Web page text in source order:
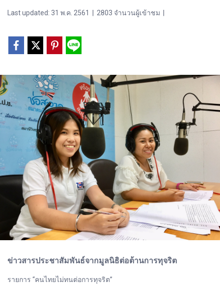
Last updated: 31 พ.ค. 2561 2803 จำนวนผู้เข้าชม
ข่าวสารประชาสัมพันธ์จากมูลนิธิต่อต้านการทุจริต
รายการ “คนไทยไม่ทนต่อการทุจริต”